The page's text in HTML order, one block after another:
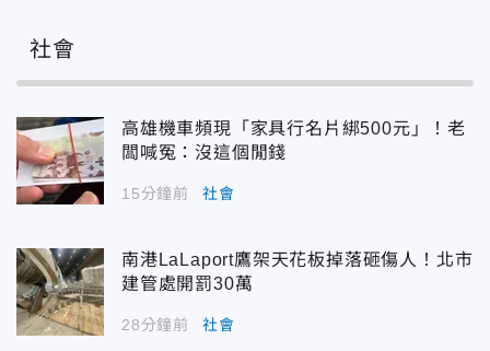
社會
高雄機車頻現「家具行名片綁500元」！老
闆喊冤：沒這個閒錢
15分鐘前 社會
南港LaLaport鷹架天花板掉落砸傷人！北市
建管處開罰30萬
28分鐘前 社會